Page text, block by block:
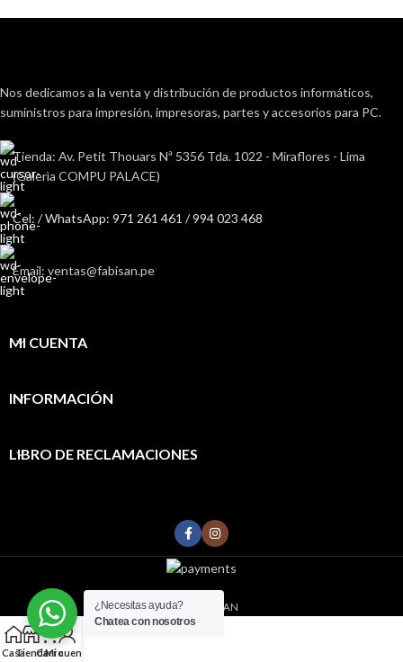
Nos dedicamos a la venta y distribución de productos informáticos,
suministros para impresión, impresoras, partes y accesorios para PC.
Tienda: Av. Petit Thouars Nª 5356 Tda. 1022 - Miraflores - Lima
(Galerìa COMPU PALACE)
Cel: / WhatsApp: 971 261 461 / 994 023 468
Email: ventas@fabisan.pe
MI CUENTA
INFORMACIÓN
LIBRO DE RECLAMACIONES
2022 FABISAN
¿Necesitas ayuda?
Chatea con nosotros
CasaTienda
0
Carro
Mi cuenta